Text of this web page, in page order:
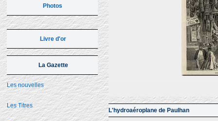
Photos
Livre d'or
La Gazette
Les nouvelles
Les Titres
L'hydroaéroplane de Paulhan